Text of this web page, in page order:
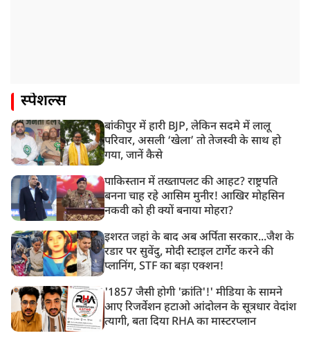
स्पेशल्स
बांकीपुर में हारी BJP, लेकिन सदमे में लालू
परिवार, असली ‘खेला’ तो तेजस्वी के साथ हो
गया, जानें कैसे
पाकिस्तान में तख्तापलट की आहट? राष्ट्रपति
बनना चाह रहे आसिम मुनीर! आखिर मोहसिन
नकवी को ही क्यों बनाया मोहरा?
इशरत जहां के बाद अब अर्पिता सरकार...जैश के
रडार पर सुवेंदु, मोदी स्टाइल टार्गेट करने की
प्लानिंग, STF का बड़ा एक्शन!
'1857 जैसी होगी 'क्रांति'!' मीडिया के सामने
आए रिजर्वेशन हटाओ आंदोलन के सूत्रधार वेदांश
त्यागी, बता दिया RHA का मास्टरप्लान